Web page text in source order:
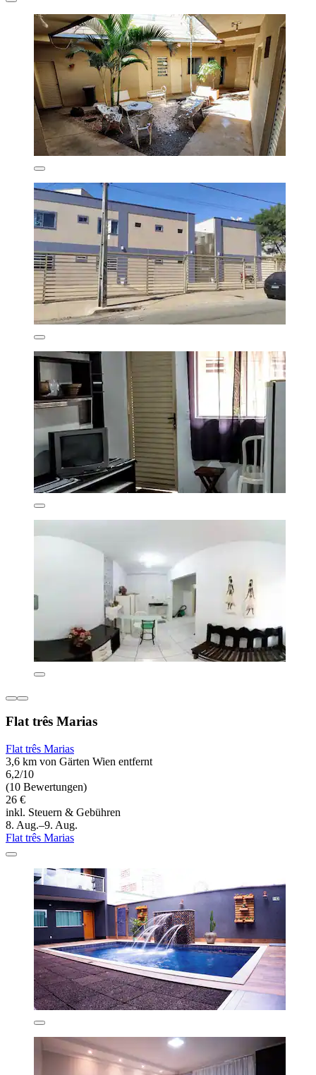
Flat três Marias
Flat três Marias
3,6 km von Gärten Wien entfernt
6,2/10
(10 Bewertungen)
26 €
inkl. Steuern & Gebühren
8. Aug.–9. Aug.
Flat três Marias